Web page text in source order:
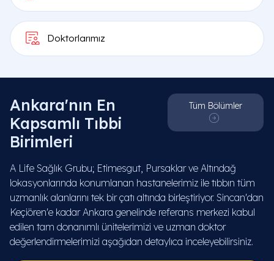
Doktorlarımız
Ankara'nın En
Kapsamlı Tıbbi
Birimleri
Tüm Bölümler
A Life Sağlık Grubu; Etimesgut, Pursaklar ve Altındağ
lokasyonlarında konumlanan hastanelerimiz ile tıbbın tüm
uzmanlık alanlarını tek bir çatı altında birleştiriyor. Sincan'dan
Keçiören'e kadar Ankara genelinde referans merkezi kabul
edilen tam donanımlı ünitelerimizi ve uzman doktor
değerlendirmelerimizi aşağıdan detaylıca inceleyebilirsiniz.